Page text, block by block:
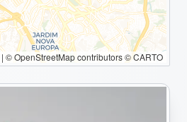
| © OpenStreetMap contributors © CARTO